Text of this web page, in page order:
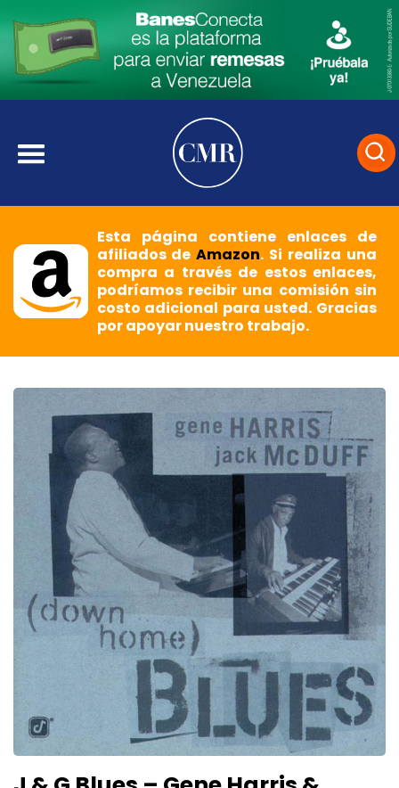
Esta página contiene enlaces de
afiliados deAmazon. Si realiza una
compra a través de estos enlaces,
podríamos recibir una comisión sin
costo adicional para usted. Gracias
por apoyar nuestro trabajo.